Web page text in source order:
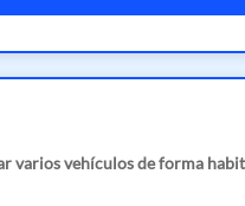
varios vehículos de forma